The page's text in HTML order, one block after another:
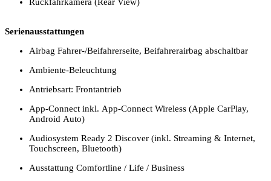
Serienausstattungen
Airbag Fahrer-/Beifahrerseite, Beifahrerairbag abschaltbar
Ambiente-Beleuchtung
Antriebsart: Frontantrieb
App-Connect inkl. App-Connect Wireless (Apple CarPlay,
Android Auto)
Audiosystem Ready 2 Discover (inkl. Streaming & Internet,
Touchscreen, Bluetooth)
Ausstattung Comfortline / Life / Business